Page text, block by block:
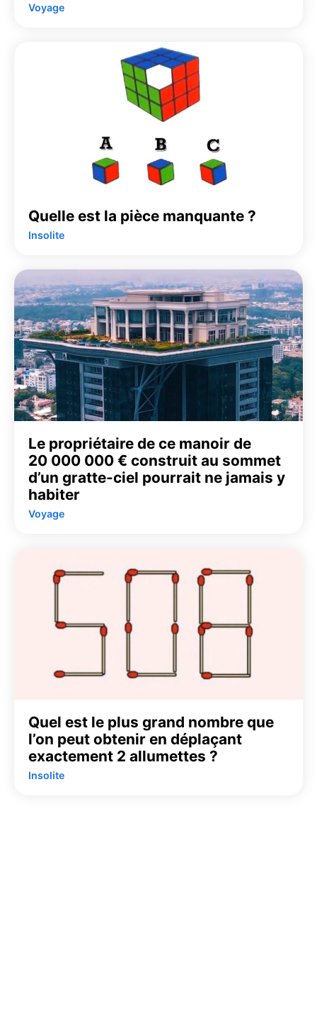
Voyage
Quelle est la pièce manquante ?
Insolite
Le propriétaire de ce manoir de
20 000 000 € construit au sommet
d’un gratte-ciel pourrait ne jamais y
habiter
Voyage
Quel est le plus grand nombre que
l’on peut obtenir en déplaçant
exactement 2 allumettes ?
Insolite